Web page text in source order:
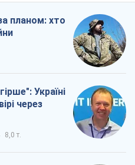
планом: хто
Україні
через
8,0 т.